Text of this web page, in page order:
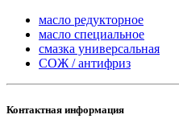
масло редукторное
масло специальное
смазка универсальная
СОЖ / антифриз
Контактная информация